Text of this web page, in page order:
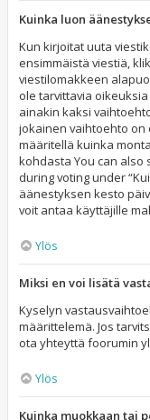
Kuinka luon
Kun kirjoitat uuta
ensimmäistä viestiä,
viestilomakkeen
ole tarvittavia
ainakin kaksi
jokainen vaihtoehto on
määritellä kuinka
kohdasta You can
during voting under
äänestyksen kesto
voit antaa käyttäjille
Ylös
Miksi en voi lisätä
Kyselyn
määrittelemä. Jos
ota yhteyttä foorumin
Ylös
Kuinka muokkaan tai